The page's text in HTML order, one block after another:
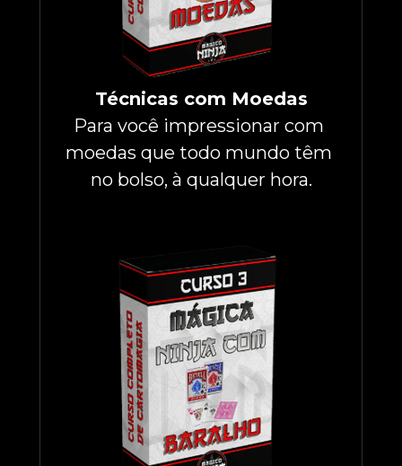
Técnicas com Moedas
Para você impressionar com
moedas que todo mundo têm
no bolso, à qualquer hora.